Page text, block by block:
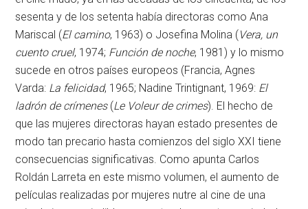
sesenta y de los setenta había directoras como Ana
Mariscal (El camino, 1963) o Josefina Molina (Vera, un
cuento cruel, 1974; Función de noche, 1981) y lo mismo
sucede en otros países europeos (Francia, Agnes
Varda: La felicidad, 1965; Nadine Trintignant, 1969: El
ladrón de crímenes(Le Voleur de crimes). El hecho de
que las mujeres directoras hayan estado presentes de
modo tan precario hasta comienzos del siglo XXI tiene
consecuencias significativas. Como apunta Carlos
Roldán Larreta en este mismo volumen, el aumento de
películas realizadas por mujeres nutre al cine de una